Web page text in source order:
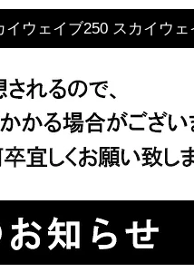
ェイブ250 スカイウェ